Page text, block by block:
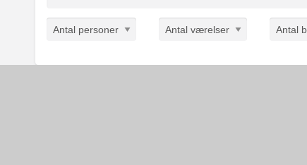
Antal personer Antal værelser Antal